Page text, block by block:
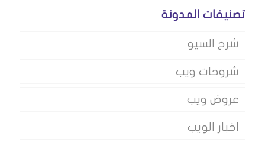
تصنيفات المدونة
شرح السيو
شروحات ويب
عروض ويب
اخبار الويب